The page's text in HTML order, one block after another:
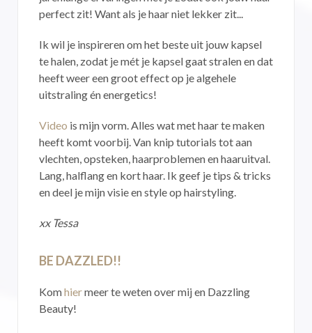
perfect zit! Want als je haar niet lekker zit...
Ik wil je inspireren om het beste uit jouw kapsel
te halen, zodat je mét je kapsel gaat stralen en dat
heeft weer een groot effect op je algehele
uitstraling én energetics!
Video is mijn vorm. Alles wat met haar te maken
heeft komt voorbij. Van knip tutorials tot aan
vlechten, opsteken, haarproblemen en haaruitval.
Lang, halflang en kort haar. Ik geef je tips & tricks
en deel je mijn visie en style op hairstyling.
xx Tessa
BE DAZZLED!!
Komhiermeer te weten over mij en Dazzling
Beauty!